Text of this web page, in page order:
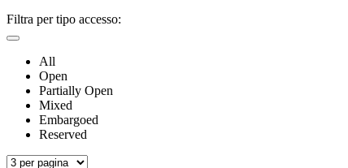
Filtra per tipo accesso:
All
Open
Partially Open
Mixed
Embargoed
Reserved